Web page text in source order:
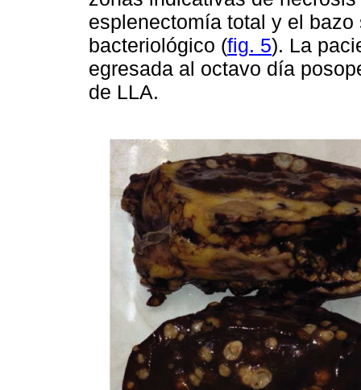
esplenectomía total y el
bacteriológico (fig. 5). La
egresada al octavo día
de LLA.